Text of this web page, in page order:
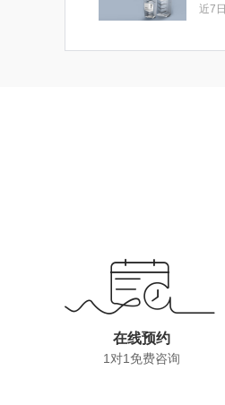
近7日
在线预约
1对1免费咨询